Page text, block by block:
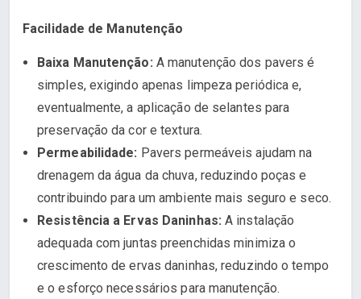
Facilidade de Manutenção
Baixa Manutenção: A manutenção dos pavers é
simples, exigindo apenas limpeza periódica e,
eventualmente, a aplicação de selantes para
preservação da cor e textura.
Permeabilidade: Pavers permeáveis ajudam na
drenagem da água da chuva, reduzindo poças e
contribuindo para um ambiente mais seguro e seco.
Resistência a Ervas Daninhas: A instalação
adequada com juntas preenchidas minimiza o
crescimento de ervas daninhas, reduzindo o tempo
e o esforço necessários para manutenção.